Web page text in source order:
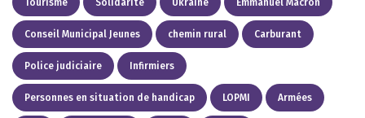
Conseil Municipal Jeunes chemin rural Carburant
Police judiciaire Infirmiers
Personnes en situation de handicap LOPMI Armées